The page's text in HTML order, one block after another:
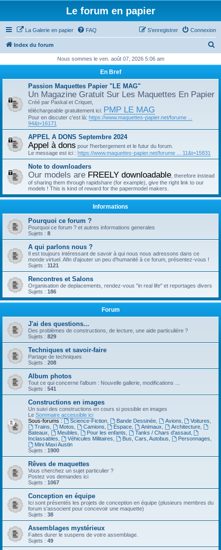
Le forum en papier
La Galerie en papier FAQ Connexion
S’enregistrer
Index du forum
h
Nous sommes le ven. août 07, 2026 5:06 am
En Bref
Passion Maquettes Papier "LE MAG"
Un Magazine Gratuit Sur Les Maquettes En Papier
Créé par Paskal et Criquet,
téléchargeable gratuitement ici: PMP LE MAG
Pour en discuter c'est là: https://www.maquettes-papier.net/forume ...
94&t=16171
APPEL A DONS Septembre 2024
Appel à dons pour l'herbergement et le futur du forum.
Le message est ici : https://www.maquettes-papier.net/forume ... 11&t=15831
Note to downloaders
Our models are FREELY downloadable , therefore instead
of sharing them through rapidshare (for example), give the right link to our
models ! This is kind of reward for the papermodel makers.
Informations
Pourquoi ce forum ?
Pourquoi ce forum ? et autres informations generales
Sujets : 8
A qui parlons nous ?
Il est toujours intéressant de savoir à qui nous nous adressons dans ce
monde virtuel. Afin d'ajouter un peu d'humanité à ce forum, présentez-vous !
Sujets : 1121
Rencontres et Salons
Organisation de deplacements, rendez-vous "in real life" et reportages divers
Sujets : 186
Forum
J'ai des questions...
Des problèmes de constructions, de lecture, une aide particulière ?
Sujets : 829
Techniques et savoir-faire
Partage de techniques
Sujets : 208
Album photos
Tout ce qui concerne l'album : Nouvelle gallerie, modifications ...
Sujets : 541
Constructions en images
Un suivi des constructions en cours si possible en images
Le Sommaire accessible ici
Sous-forums :
Science-Fiction, Bande Dessinée, Avions Voitures
Trains
Motos Camions Espace Animaux Architecture
Bateaux
Meubles Pour les enfants Tanks / Chars d'assaut,
Inclassables
Véhicules Militaires Bus, Cars, Autobus Personnages
Mini Maxi Austin
Sujets : 1900
Rêves de maquettes
Vous cherchez un sujet particulier ?
Postez vos demandes ici
Sujets : 1067
Conception en équipe
Ici sont présentés les projets de conception en équipe (plusieurs membres du
forum s'associent pour concevoir une maquette)
Sujets : 38
Assemblages mystérieux
Faites durer le suspens de votre assemblage.
Sujets : 49